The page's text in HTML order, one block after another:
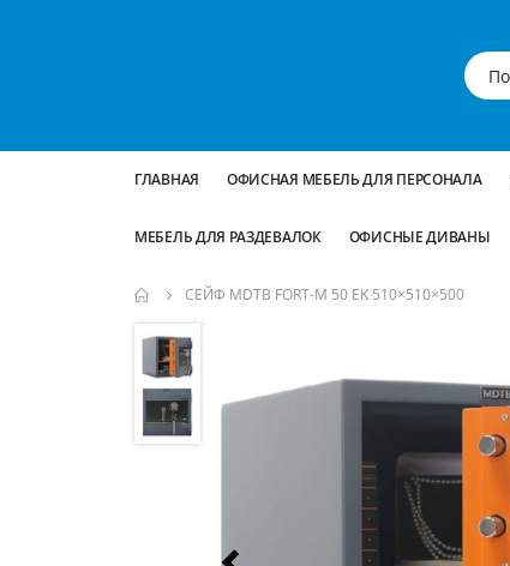
ГЛАВНАЯ ОФИСНАЯ МЕБЕЛЬ ДЛЯ ПЕРСОНАЛА
МЕБЕЛЬ ДЛЯ РАЗДЕВАЛОК ОФИСНЫЕ ДИВАНЫ
СЕЙФ MDTB FORT-M 50 EK 510×510×500
Пропустить
перейти
галереям
изображений